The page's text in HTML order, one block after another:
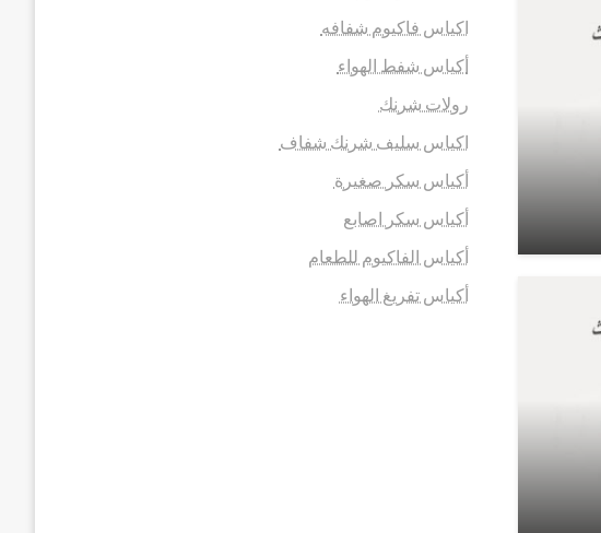
اكياس فاكيوم شفافه
أكياس شفط الهواء
رولات شرنك
اكياس سليف شرنك شفاف
أكياس سكر صغيرة
أكياس سكر اصابع
أكياس الفاكيوم للطعام
أكياس تفريغ الهواء